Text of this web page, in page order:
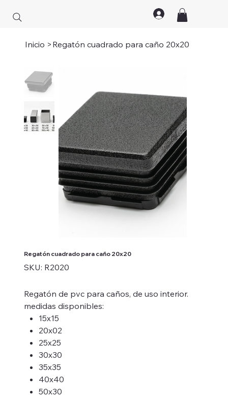
Inicio > Regatón cuadrado para caño 20x20
Regatón cuadrado para caño 20x20
SKU: SKU
R2020
R2020
Regatón de pvc para caños, de uso interior.
medidas disponibles:
15x15
20x02
25x25
30x30
35x35
40x40
50x30